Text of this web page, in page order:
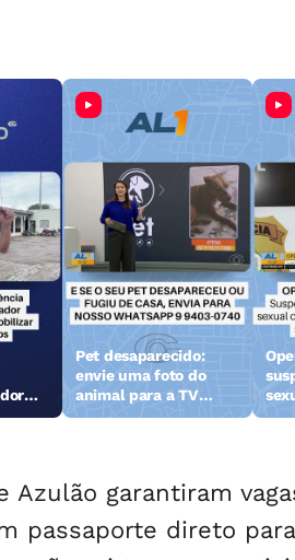
Pet desaparecido:
envie uma foto do
animal para a TV
Gazeta
e
Azulão garantiram
passaporte direto